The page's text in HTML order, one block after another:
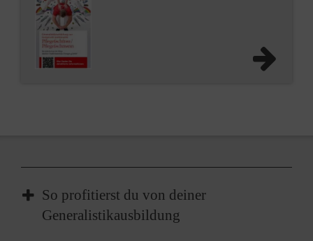
So profitierst du von deiner
Generalistikausbildung